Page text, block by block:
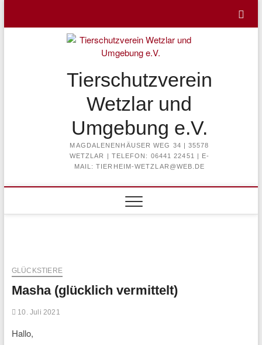
content
Tierschutzverein
Wetzlar und
Umgebung e.V.
MAGDALENENHÄUSER WEG 34 | 35578
WETZLAR | TELEFON: 06441 22451 | E-
MAIL: TIERHEIM-WETZLAR@WEB.DE
GLÜCKSTIERE
Masha (glücklich vermittelt)
10. Juli 2021
Hallo,